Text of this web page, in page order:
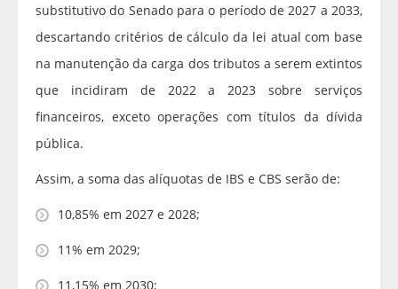
substitutivo do Senado para o período de 2027 a 2033,
descartando critérios de cálculo da lei atual com base
na manutenção da carga dos tributos a serem extintos
que incidiram de 2022 a 2023 sobre serviços
financeiros, exceto operações com títulos da dívida
pública.
Assim, a soma das alíquotas de IBS e CBS serão de:
10,85% em 2027 e 2028;
11% em 2029;
11,15% em 2030;